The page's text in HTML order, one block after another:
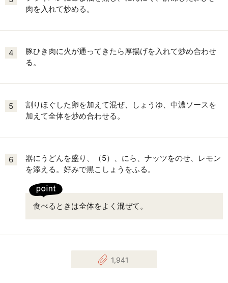
肉を入れて炒める。
4
豚ひき肉に火が通ってきたら厚揚げを入れて炒め合わせ
る。
5
割りほぐした卵を加えて混ぜ、しょうゆ、中濃ソースを
加えて全体を炒め合わせる。
6
器にうどんを盛り、（5）、にら、ナッツをのせ、レモン
を添える。好みで黒こしょうをふる。
食べるときは全体をよく混ぜて。
1,941